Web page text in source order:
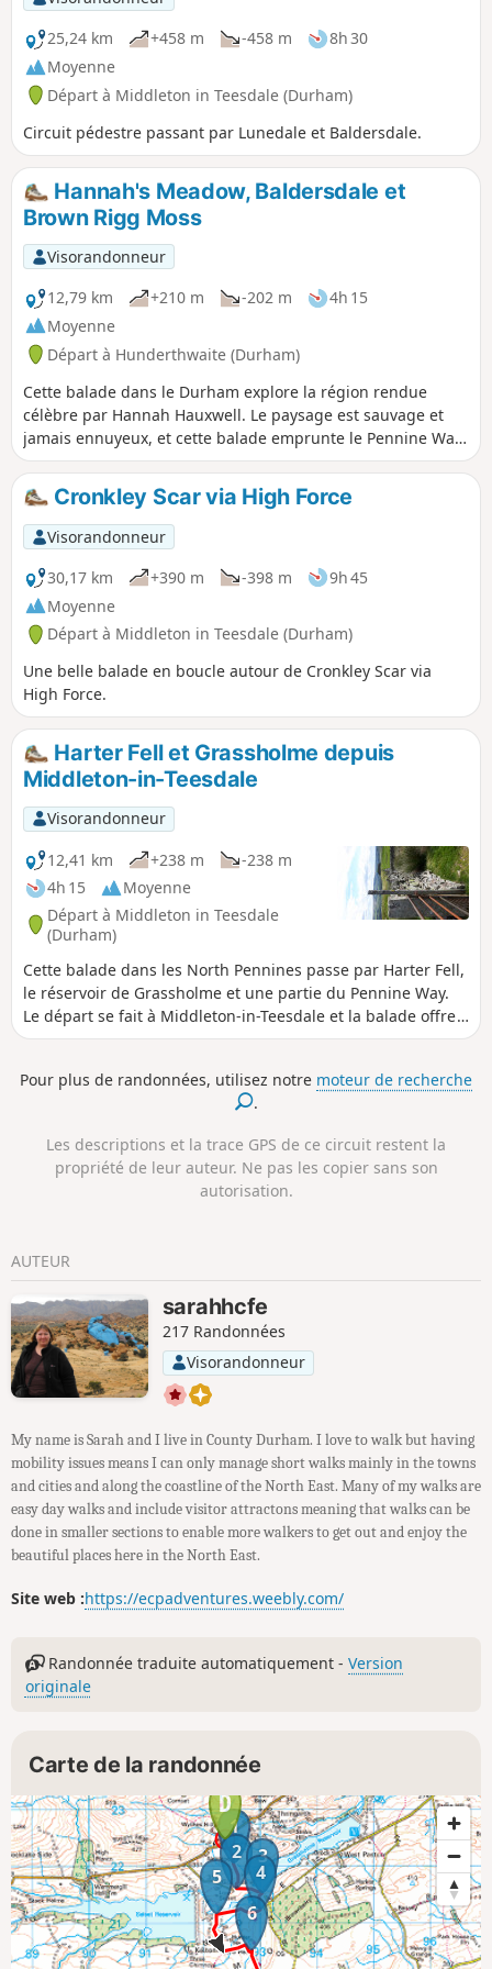
25,24 km
+458 m -458 m
8h 30
Moyenne
Départ à Middleton in Teesdale (Durham)
Circuit pédestre passant par Lunedale et Baldersdale.
Hannah's Meadow, Baldersdale et
Brown Rigg Moss
Visorandonneur
12,79 km
+210 m -202 m
4h 15
Moyenne
Départ à Hunderthwaite (Durham)
Cette balade dans le Durham explore la région rendue
célèbre par Hannah Hauxwell. Le paysage est sauvage et
jamais ennuyeux, et cette balade emprunte le Pennine Way
pour l'explorer.
Cronkley Scar via High Force
Visorandonneur
30,17 km
+390 m -398 m
9h 45
Moyenne
Départ à Middleton in Teesdale (Durham)
Une belle balade en boucle autour de Cronkley Scar via
High Force.
Harter Fell et Grassholme depuis
Middleton-in-Teesdale
Visorandonneur
12,41 km
+238 m
-238 m
4h 15
Moyenne
Départ à Middleton in Teesdale
(Durham)
Cette balade dans les North Pennines passe par Harter Fell,
le réservoir de Grassholme et une partie du Pennine Way.
Le départ se fait à Middleton-in-Teesdale et la balade offre
des paysages variés. En descendant dans la vallée de la
Grassholme avant de rejoindre le point de départ par une
Pour plus de randonnées, utilisez notre moteur de recherche
.
Les descriptions et la trace GPS de ce circuit restent la
propriété de leur auteur. Ne pas les copier sans son
autorisation.
AUTEUR
sarahhcfe
217 Randonnées
Visorandonneur
My name is Sarah and I live in County Durham. I love to walk but having
mobility issues means I can only manage short walks mainly in the towns
and cities and along the coastline of the North East. Many of my walks are
easy day walks and include visitor attractons meaning that walks can be
done in smaller sections to enable more walkers to get out and enjoy the
beautiful places here in the North East.
Site web :https://ecpadventures.weebly.com/
Randonnée traduite automatiquement -Version
originale
Carte de la randonnée
1
2
3
4
5
6